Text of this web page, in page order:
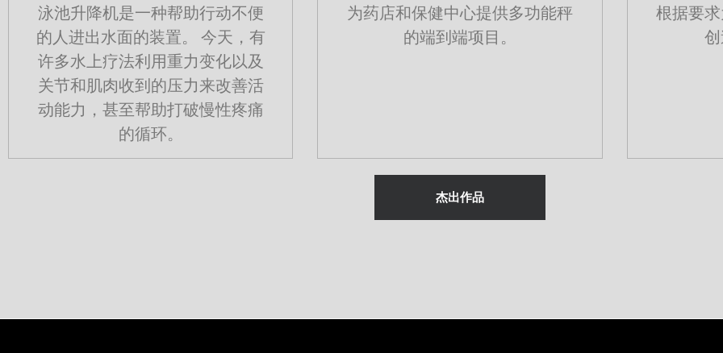
泳池升降机是一种帮助行动不便
的人进出水面的装置。 今天，有
许多水上疗法利用重力变化以及
关节和肌肉收到的压力来改善活
动能力，甚至帮助打破慢性疼痛
的循环。
为药店和保健中心提供多功能秤
的端到端项目。
根据要
杰出作品